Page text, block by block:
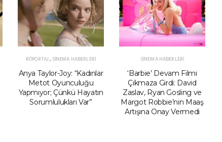
RÖPORTAJ, SINEMA HABERLERI
Anya Taylor-Joy: “Kadınlar
Metot Oyunculuğu
Yapmıyor; Çünkü Hayatın
Sorumlulukları Var”
SINEMA HABERLERI
‘Barbie’ Devam Filmi
Çıkmaza Girdi: David
Zaslav, Ryan Gosling ve
Margot Robbie’nin Maaş
Artışına Onay Vermedi